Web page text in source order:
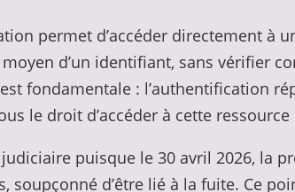
permet d’accéder directement
d’un identifiant, sans vérifier
fondamentale : l’authentification
le droit d’accéder à cette ressource
puisque le 30 avril 2026, la
soupçonné d’être lié à la fuite. Ce